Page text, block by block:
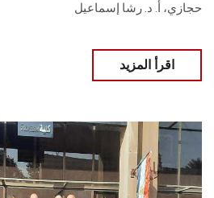
حجازي، أ. د. رشا إسماعيل
اقرأ المزيد